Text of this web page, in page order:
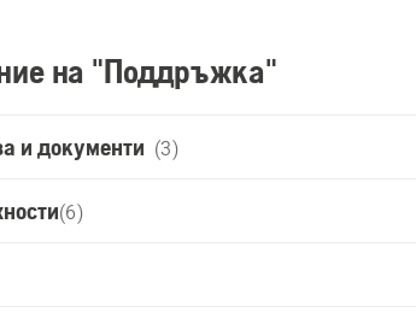
на "Поддръжка"
и документи (3)
(6)